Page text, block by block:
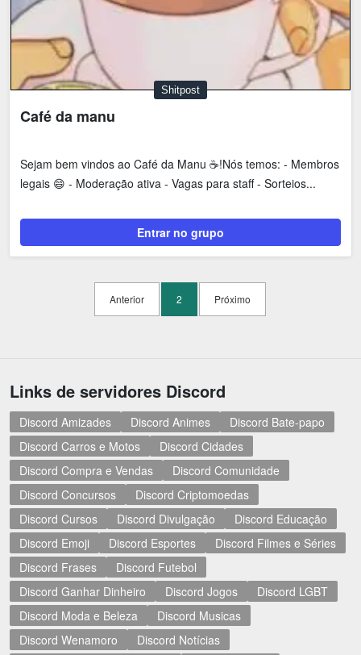
Shitpost
Café da manu
Sejam bem vindos ao Café da Manu ☕!Nós temos: - Membros
legais 😄 - Moderação ativa - Vagas para staff - Sorteios...
Entrar no grupo
Anterior 2 Próximo
Links de servidores Discord
Discord Amizades Discord Animes
Discord Bate-papo
Discord Carros e Motos
Discord Cidades
Discord Compra e Vendas
Discord Comunidade
Discord Concursos
Discord Criptomoedas
Discord Cursos
Discord Divulgação
Discord Educação
Discord Emoji
Discord Esportes
Discord Filmes e Séries
Discord Frases
Discord Futebol
Discord Ganhar Dinheiro
Discord Jogos
Discord LGBT
Discord Moda e Beleza
Discord Musicas
Discord Wenamoro
Discord Notícias